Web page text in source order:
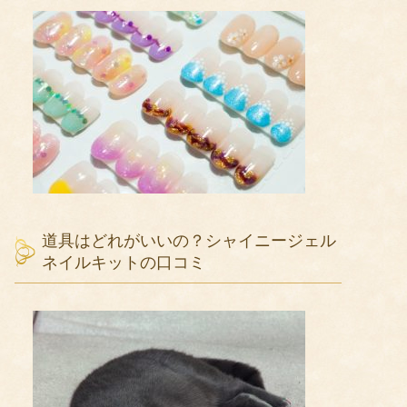
道具はどれがいいの？シャイニージェル
ネイルキットの口コミ